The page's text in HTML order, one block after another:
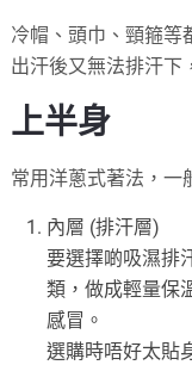
冷帽、頭巾、頸箍等
出汗後又無法排汗下
上半身
常用洋蔥式著法，一
內層 (排汗層)
要選擇啲吸濕排
類，做成輕量保
感冒。
選購時唔好太貼